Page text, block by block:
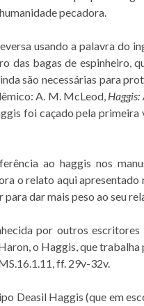
pecadora.
usando a palavra do
das bagas de espinheiro,
são necessárias para
A. M. McLeod,
foi caçado pela
ao haggis nos
o relato aqui
dar mais peso ao seu
por outros
o Haggis, que trabalha
ff. 29v-32v.
Deasil Haggis (que em